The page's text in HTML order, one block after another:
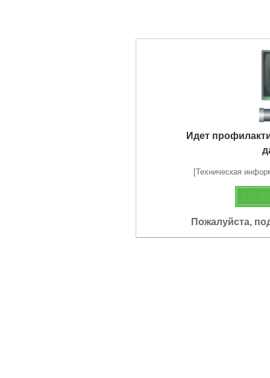
Идет
[Техническая
Пожалуйста,